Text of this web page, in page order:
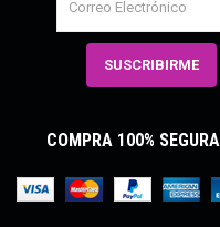
COMPRA 100% SEGURA